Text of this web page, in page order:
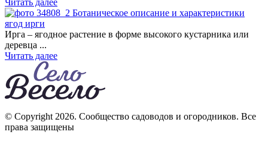
Ботаническое описание и характеристики
ягод ирги
Ирга – ягодное растение в форме высокого кустарника или
деревца ...
Читать далее
© Copyright 2026. Cообщество садоводов и огородников. Все
права защищены